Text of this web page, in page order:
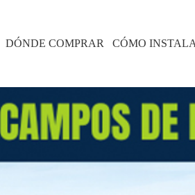
DÓNDE COMPRAR CÓMO